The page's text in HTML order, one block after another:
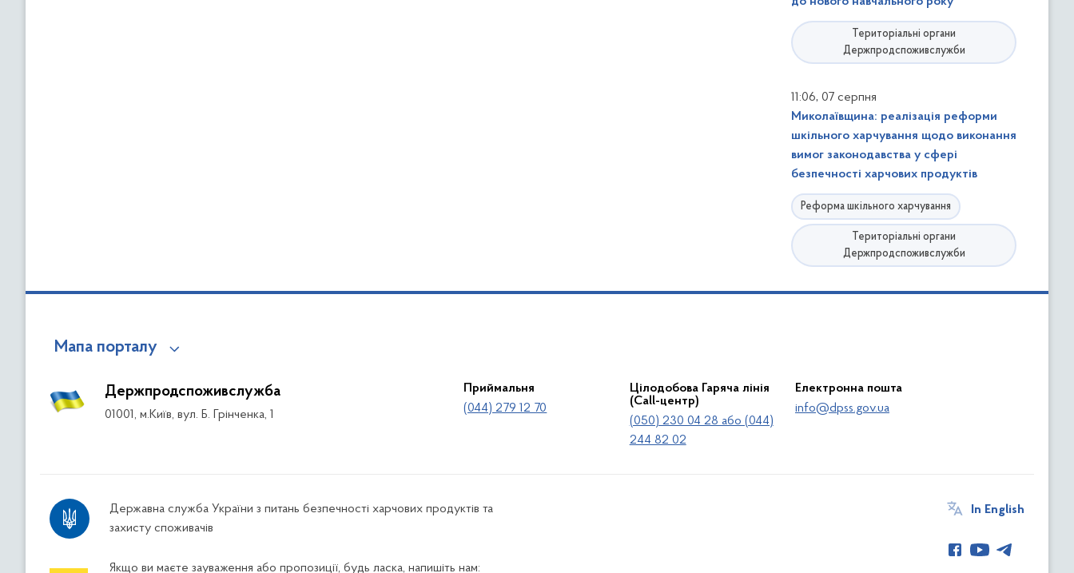
Територіальні органи
Держпродспоживслужби
11:06, 07 серпня
Миколаївщина: реалізація реформи
шкільного харчування щодо виконання
вимог законодавства у сфері
безпечності харчових продуктів
Реформа шкільного харчування
Територіальні органи
Держпродспоживслужби
Мапа порталу
Держпродспоживслужба
01001, м.Київ, вул. Б. Грінченка, 1
Приймальня
(044) 279 12 70
Цілодобова Гаряча лінія
(Call-центр)
(050) 230 04 28 або (044)
244 82 02
Електронна пошта
info@dpss.gov.ua
Державна служба України з питань безпечності харчових продуктів та
захисту споживачів
Якщо ви маєте зауваження або пропозиції, будь ласка, напишіть нам:
In English